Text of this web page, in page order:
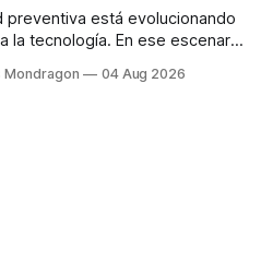
preventiva está evolucionando
la tecnología. En ese escenario
un ecosistema digital capaz
Mondragon 04 Aug 2026